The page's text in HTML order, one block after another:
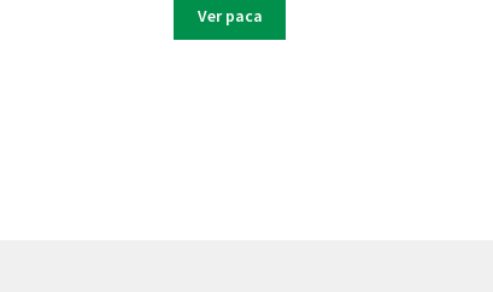
Ver paca